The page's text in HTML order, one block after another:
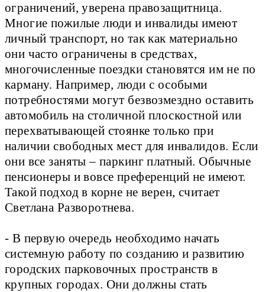
ограничений, уверена правозащитница.
Многие пожилые люди и инвалиды имеют
личный транспорт, но так как материально
они часто ограничены в средствах,
многочисленные поездки становятся им не по
карману. Например, люди с особыми
потребностями могут безвозмездно оставить
автомобиль на столичной плоскостной или
перехватывающей стоянке только при
наличии свободных мест для инвалидов. Если
они все заняты – паркинг платный. Обычные
пенсионеры и вовсе преференций не имеют.
Такой подход в корне не верен, считает
Светлана Разворотнева.
- В первую очередь необходимо начать
системную работу по созданию и развитию
городских парковочных пространств в
крупных городах. Они должны стать